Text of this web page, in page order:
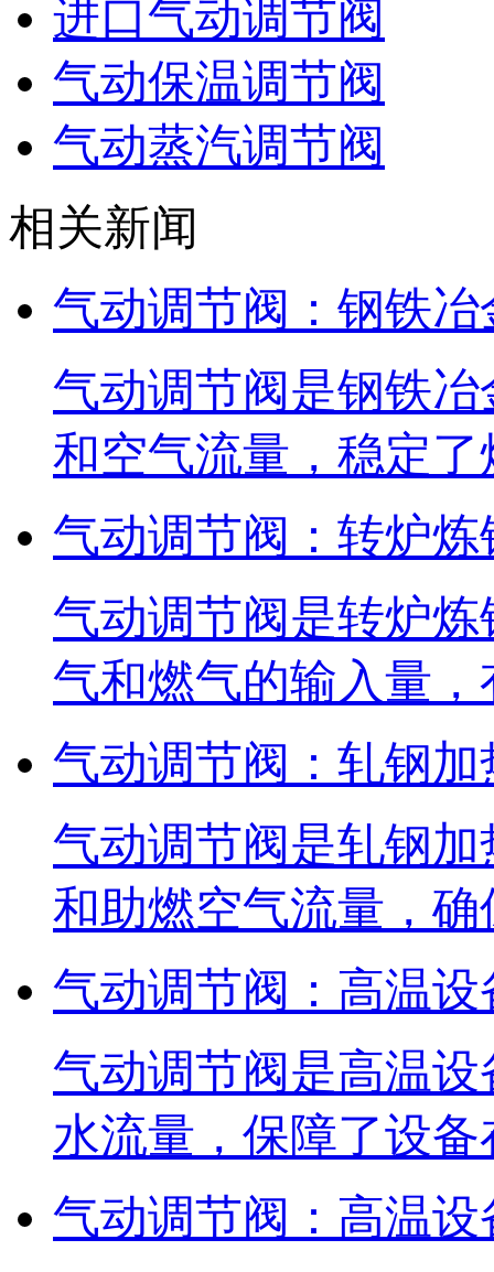
进口气动调节阀
气动保温调节阀
气动蒸汽调节阀
相关新闻
气动调节阀：钢铁
气动调节阀是钢铁
和空气流量，稳定
气动调节阀：转炉
气动调节阀是转炉
气和燃气的输入量
气动调节阀：轧钢
气动调节阀是轧钢
和助燃空气流量，
气动调节阀：高温
气动调节阀是高温
水流量，保障了设
气动调节阀：高温